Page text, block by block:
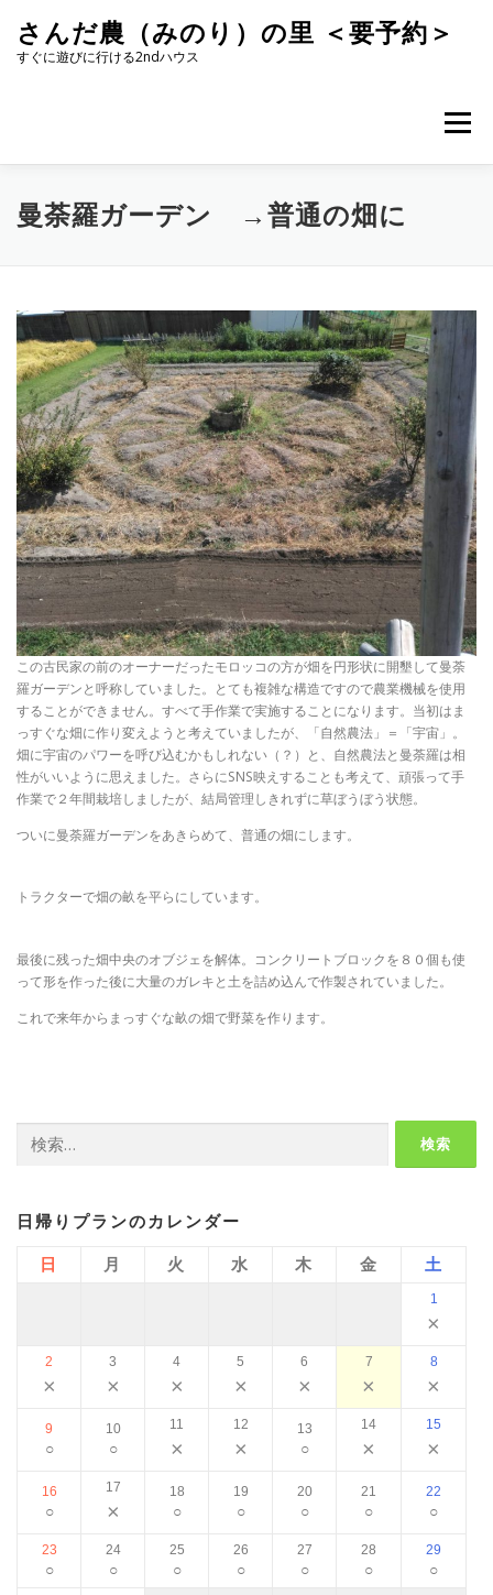
キ
さんだ農（みのり）の里 ＜要予約＞
すぐに遊びに行ける2ndハウス
メニュー
曼荼羅ガーデン →普通の畑に
この古民家の前のオーナーだったモロッコの方が畑を円形状に開墾して曼荼
羅ガーデンと呼称していました。とても複雑な構造ですので農業機械を使用
することができません。すべて手作業で実施することになります。当初はま
っすぐな畑に作り変えようと考えていましたが、「自然農法」＝「宇宙」。
畑に宇宙のパワーを呼び込むかもしれない（？）と、自然農法と曼荼羅は相
性がいいように思えました。さらにSNS映えすることも考えて、頑張って手
作業で２年間栽培しましたが、結局管理しきれずに草ぼうぼう状態。
ついに曼荼羅ガーデンをあきらめて、普通の畑にします。
トラクターで畑の畝を平らにしています。
最後に残った畑中央のオブジェを解体。コンクリートブロックを８０個も使
って形を作った後に大量のガレキと土を詰め込んで作製されていました。
これで来年からまっすぐな畝の畑で野菜を作ります。
索:
日帰りプランのカレンダー
日 月 火 水 木 金 土
1
×
2
×
3
×
4
×
5
×
6
×
7
×
8
×
9
○
10
○
11
×
12
×
13
○
14
×
15
×
16
○
17
×
18
○
19
○
20
○
21
○
22
○
23
○
24
○
25
○
26
○
27
○
28
○
29
○